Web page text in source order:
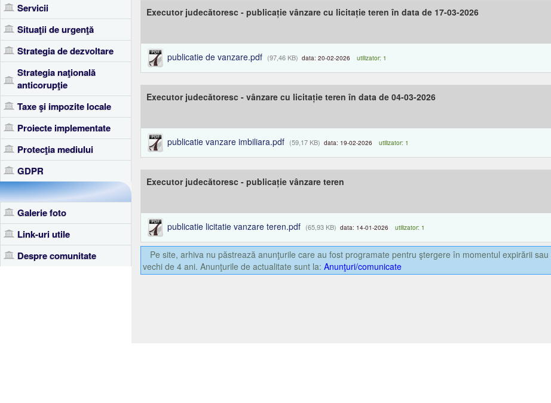
Servicii
Situaţii de urgenţă
Strategia de dezvoltare
Strategia naţională
anticorupţie
Taxe şi impozite locale
Proiecte implementate
Protecţia mediului
GDPR
Galerie foto
Link-uri utile
Despre comunitate
Executor judecătoresc - publicație vânzare cu licitație teren în data de 17-03-2026
publicatie de vanzare.pdf (97,46 KB) data: 20-02-2026 utilizator: 1
Executor judecătoresc - vânzare cu licitație teren în data de 04-03-2026
publicatie vanzare imbiliara.pdf (59,17 KB) data: 19-02-2026 utilizator: 1
Executor judecătoresc - publicație vânzare teren
publicatie licitatie vanzare teren.pdf (65,93 KB) data: 14-01-2026 utilizator: 1
Pe site, arhiva nu păstrează anunţurile care au fost programate pentru ştergere în momentul expirării
vechi de 4 ani. Anunţurile de actualitate sunt la: Anunţuri/comunicate